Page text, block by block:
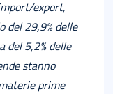
export,
del 29,9% delle
del 5,2% delle
stanno
prime